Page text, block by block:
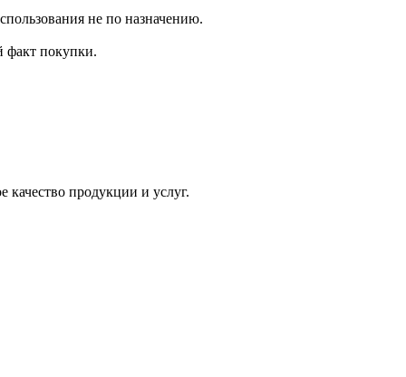
не по назначению.
факт покупки.
продукции и услуг.